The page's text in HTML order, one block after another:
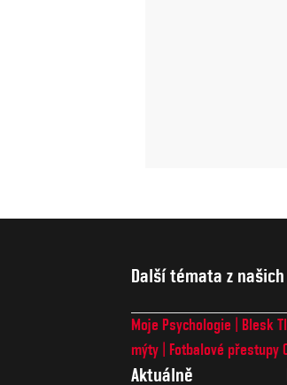
Další témata z
Moje Psychologie Blesk
mýty
Fotbalové přestupy
Aktuálně